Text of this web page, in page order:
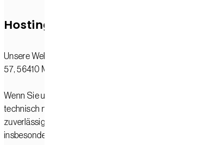
Hosting bei IONOS
Unsere Website wird bei der IONOS SE, Elgendorfer
57, 56410 Montabaur, Deutschland, gehostet.
Wenn Sie unsere Website besuchen, verarbeitet IONOS
technisch notwendige Daten, um die Website sicher und
zuverlässig bereitstellen zu können. Hierzu können
insbesondere folgende Daten gehören: